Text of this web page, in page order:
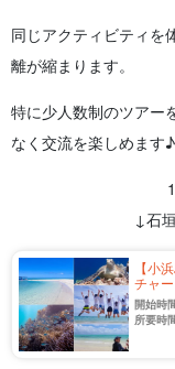
同じアクティビティを
離が縮まります。
特に少人数制のツアー
なく交流を楽しめます♪
↓石
【小
チャ
り♪家
開始時
※上記
所要時